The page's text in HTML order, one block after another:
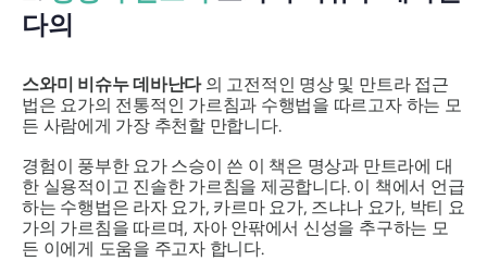
다의
스와미 비슈누 데바난다의 고전적인 명상 및 만트라 접근
법은 요가의 전통적인 가르침과 수행법을 따르고자 하는 모
든 사람에게 가장 추천할 만합니다.
경험이 풍부한 요가 스승이 쓴 이 책은 명상과 만트라에 대
한 실용적이고 진솔한 가르침을 제공합니다. 이 책에서 언급
하는 수행법은 라자 요가, 카르마 요가, 즈냐나 요가, 박티 요
가의 가르침을 따르며, 자아 안팎에서 신성을 추구하는 모
든 이에게 도움을 주고자 합니다.